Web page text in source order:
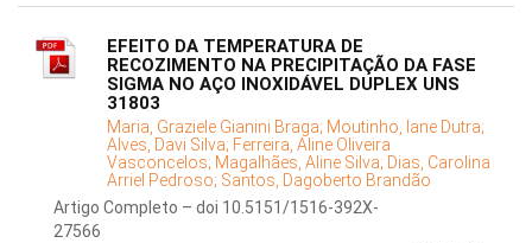
EFEITO DA TEMPERATURA DE
RECOZIMENTO NA PRECIPITAÇÃO DA FASE
SIGMA NO AÇO INOXIDÁVEL DUPLEX UNS
31803
Maria, Graziele Gianini Braga; Moutinho, Iane Dutra;
Alves, Davi Silva; Ferreira, Aline Oliveira
Vasconcelos; Magalhães, Aline Silva; Dias, Carolina
Arriel Pedroso; Santos, Dagoberto Brandão
Artigo Completo – doi 10.5151/1516-392X-
27566